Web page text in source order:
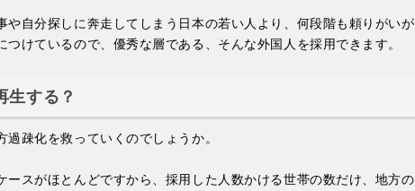
自分探しに奔走してしまう日本の若い人より、何段階も頼りがいが
けているので、優秀な層である、そんな外国人を採用できます。
生する？
疎化を救っていくのでしょうか。
スがほとんどですから、採用した人数かける世帯の数だけ、地方の